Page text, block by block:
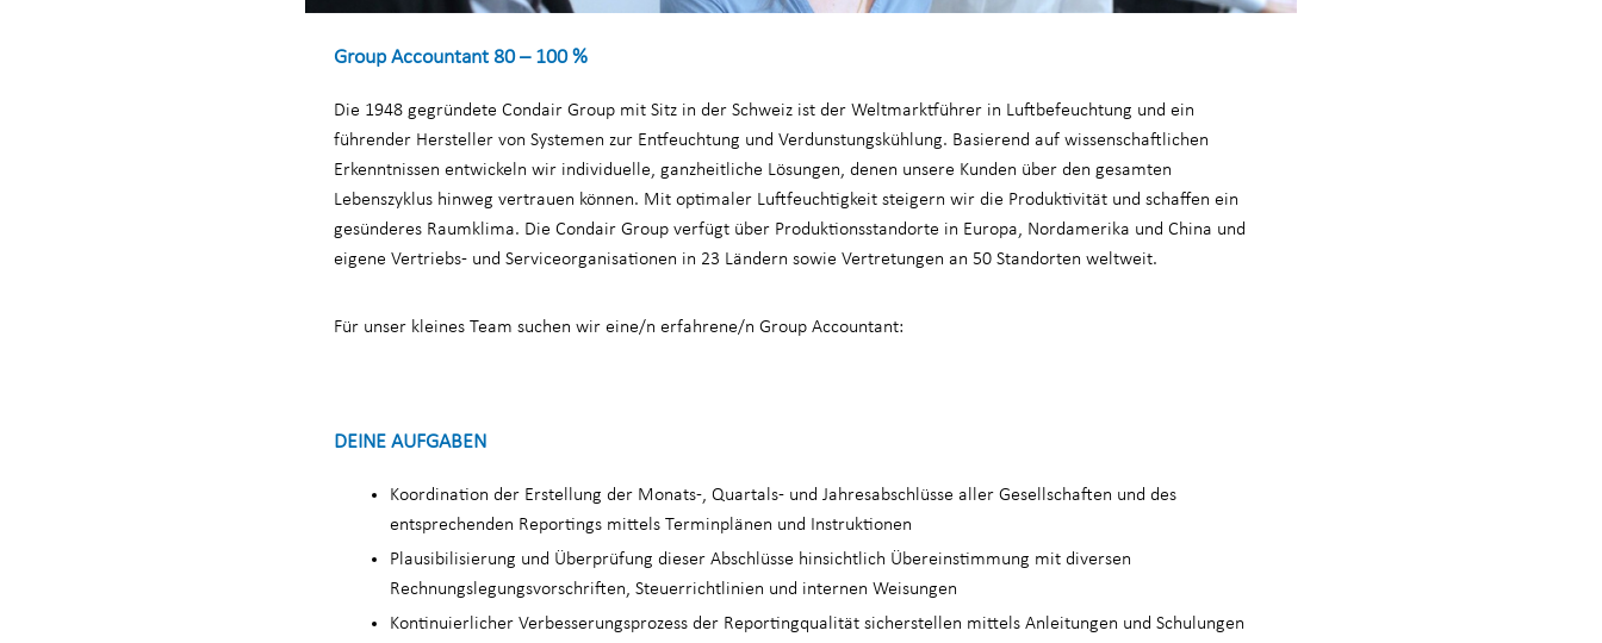
Group Accountant 80 – 100 %
Die 1948 gegründete Condair Group mit Sitz in der Schweiz ist der Weltmarktführer in Luftbefeuchtung und ein
führender Hersteller von Systemen zur Entfeuchtung und Verdunstungskühlung. Basierend auf wissenschaftlichen
Erkenntnissen entwickeln wir individuelle, ganzheitliche Lösungen, denen unsere Kunden über den gesamten
Lebenszyklus hinweg vertrauen können. Mit optimaler Luftfeuchtigkeit steigern wir die Produktivität und schaffen ein
gesünderes Raumklima. Die Condair Group verfügt über Produktionsstandorte in Europa, Nordamerika und China und
eigene Vertriebs- und Serviceorganisationen in 23 Ländern sowie Vertretungen an 50 Standorten weltweit.
Für unser kleines Team suchen wir eine/n erfahrene/n Group Accountant:
DEINE AUFGABEN
Koordination der Erstellung der Monats-, Quartals- und Jahresabschlüsse aller Gesellschaften und des
entsprechenden Reportings mittels Terminplänen und Instruktionen
Plausibilisierung und Überprüfung dieser Abschlüsse hinsichtlich Übereinstimmung mit diversen
Rechnungslegungsvorschriften, Steuerrichtlinien und internen Weisungen
Kontinuierlicher Verbesserungsprozess der Reportingqualität sicherstellen mittels Anleitungen und Schulungen